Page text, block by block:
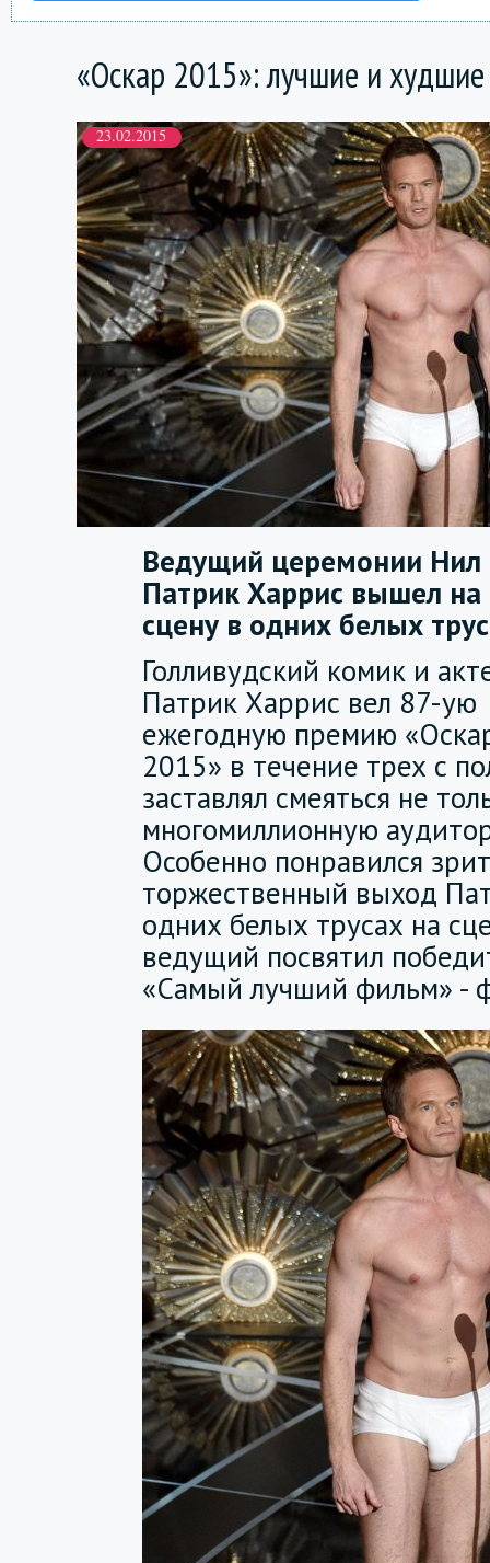
«Оскар 2015»: лучшие и
23.02.2015
Ведущий церемонии Нил
Патрик Харрис вышел на
сцену в одних белых
Голливудский комик и
Патрик Харрис вел 87-ую
ежегодную премию
2015» в течение трех с
заставлял смеяться не
многомиллионную
Особенно понравился
торжественный выход
одних белых трусах на
ведущий посвятил
«Самый лучший фильм» -